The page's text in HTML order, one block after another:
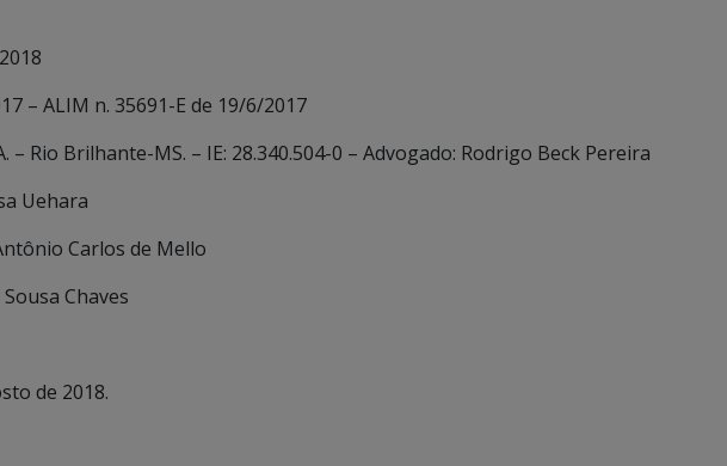
– ALIM n. 35691-E de 19/6/2017
– Rio Brilhante-MS. – IE: 28.340.504-0 – Advogado: Rodrigo Beck Pereira
Uehara
Carlos de Mello
Chaves
de 2018.